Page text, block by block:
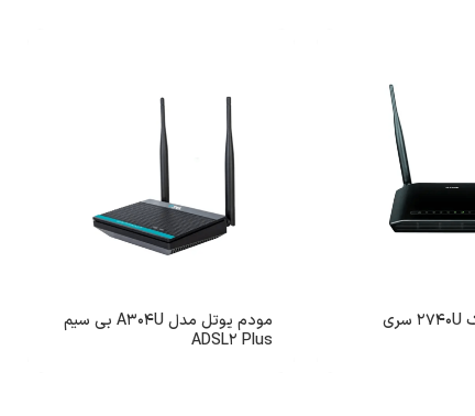
مودم دی لینک 2740U سری
مودم یوتل مدل A304U بی سیم
ADSL2 Plus